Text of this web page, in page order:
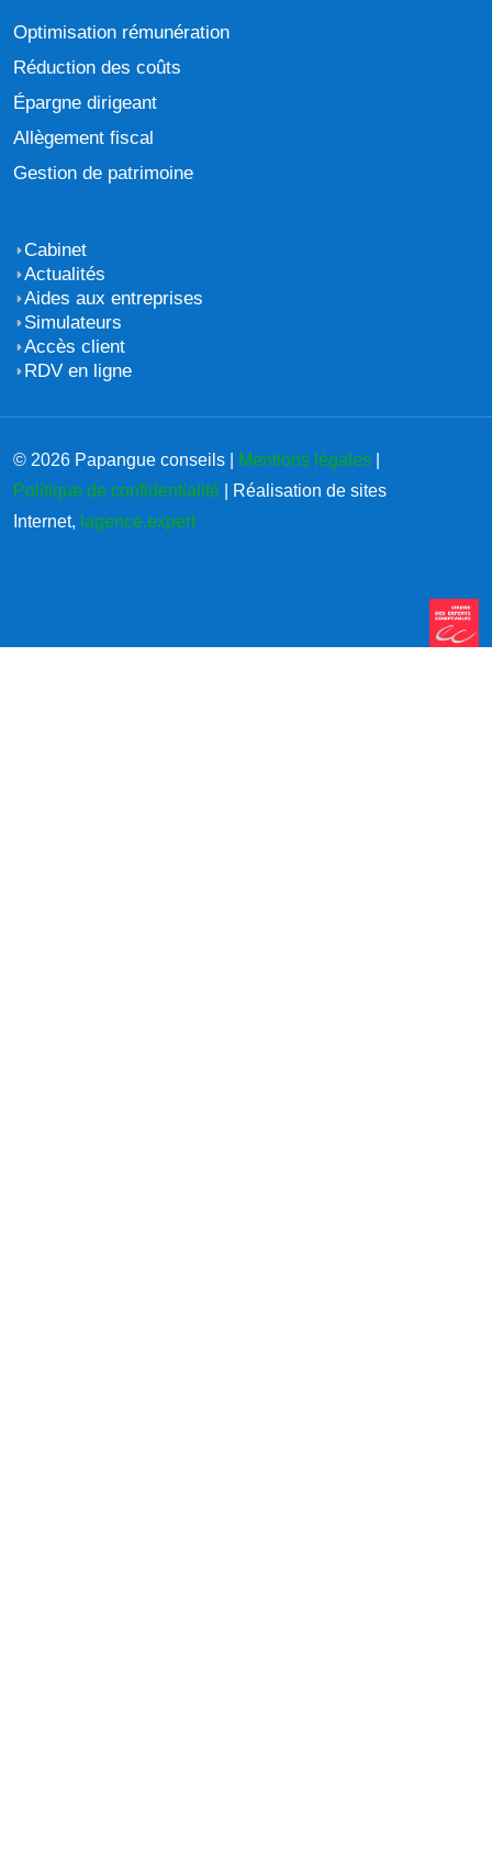
Optimisation rémunération
Réduction des coûts
Épargne dirigeant
Allègement fiscal
Gestion de patrimoine
Cabinet
Actualités
Aides aux entreprises
Simulateurs
Accès client
RDV en ligne
© 2026 Papangue conseils | Mentions légales
Politique de confidentialité | Réalisation de sites
Internet, lagence.expert